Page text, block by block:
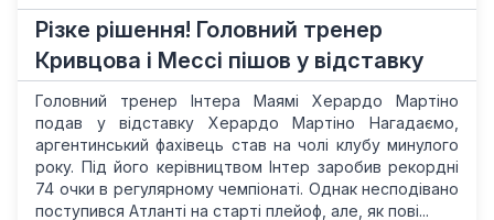
Різке рішення! Головний тренер
Кривцова і Мессі пішов у відставку
Головний тренер Інтера Маямі Херардо Мартіно
подав у відставку Херардо Мартіно Нагадаємо,
аргентинський фахівець став на чолі клубу минулого
року. Під його керівництвом Інтер заробив рекордні
74 очки в регулярному чемпіонаті. Однак несподівано
поступився Атланті на старті плейоф, але, як пові...